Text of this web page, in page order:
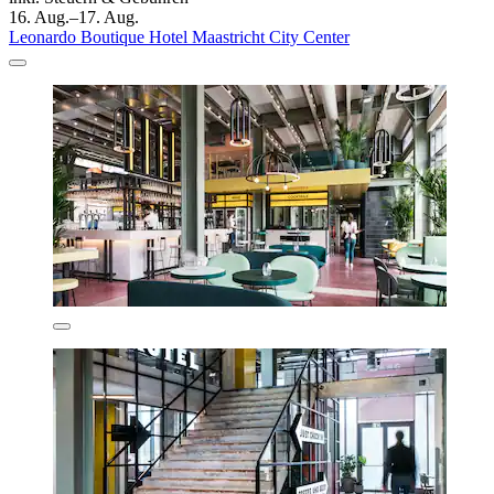
16. Aug.–17. Aug.
Leonardo Boutique Hotel Maastricht City Center